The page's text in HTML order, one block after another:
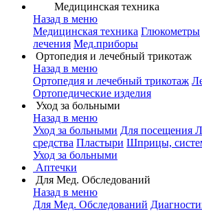
Медицинская техника
Назад в меню
Медицинская техника Глюкометры
лечения Мед.приборы
Ортопедия и лечебный трикотаж
Назад в меню
Ортопедия и лечебный трикотаж
Ортопедические изделия
Уход за больными
Назад в меню
Уход за больными Для посещения
средства Пластыри Шприцы,
Уход за больными
Аптечки
Для Мед. Обследований
Назад в меню
Для Мед. Обследований